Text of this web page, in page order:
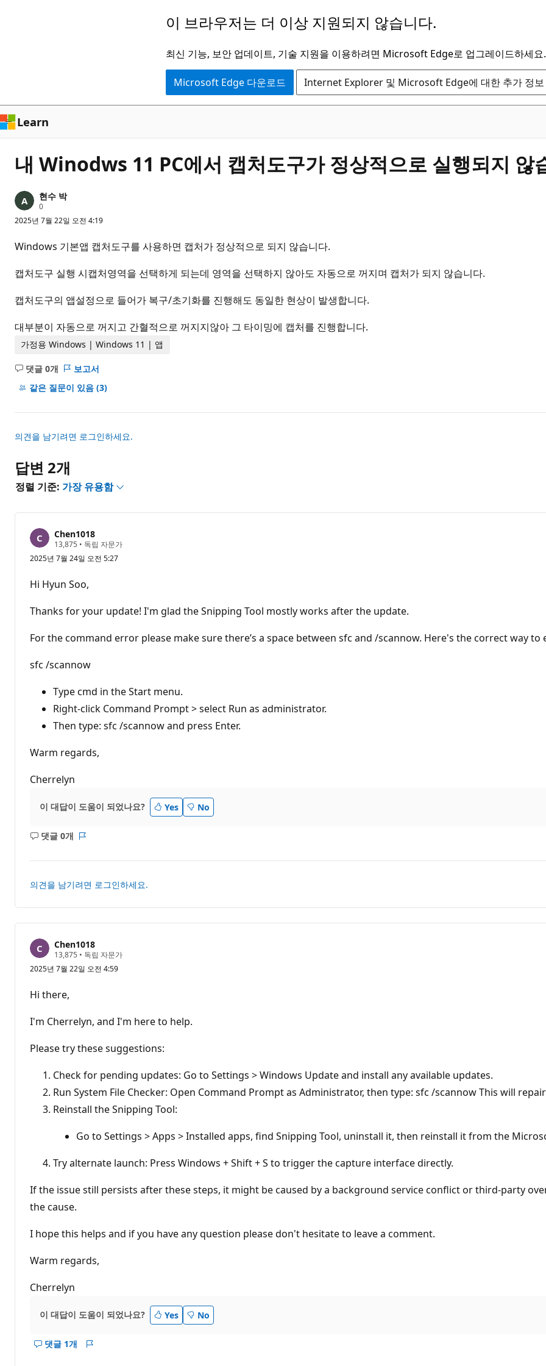
로
건
너
뛰
기
이 브라우저는 더 이상 지원되지 않습니다.
최신 기능, 보안 업데이트, 기술 지원을 이용하려면 Microsoft Edge로 업그레이드하세요.
Microsoft Edge 다운로드 Internet Explorer 및 Microsoft Edge에 대한 추가 정보
Learn
내 Winodws 11 PC에서 캡처도구가 정상적으로 실행되지 않
현수 박
0평
포
트
2025년 7월 22일 오전 4:19
Windows 기본앱 캡처도구를 사용하면 캡처가 정상적으로 되지 않습니다.
캡처도구 실행 시캡처영역을 선택하게 되는데 영역을 선택하지 않아도 자동으로 꺼지며 캡처가 되지 않습니다.
캡처도구의 앱설정으로 들어가 복구/초기화를 진행해도 동일한 현상이 발생합니다.
대부분이 자동으로 꺼지고 간혈적으로 꺼지지않아 그 타이밍에 캡처를 진행합니다.
가정용 Windows | Windows 11 | 앱
댓글 0개
설
명
음
보고서
같은 질문이 있음 (3)
의견을 남기려면 로그인하세요.
답변 2개
정렬 기준: 가장 유용함
Chen1018
13,875 평
포
트
• 독립 자문가
2025년 7월 24일 오전 5:27
Hi Hyun Soo,
Thanks for your update! I'm glad the Snipping Tool mostly works after the update.
For the command error please make sure there’s a space between sfc and /scannow. Here's the correct way to
sfc /scannow
Type cmd in the Start menu.
Right-click Command Prompt > select Run as administrator.
Then type: sfc /scannow and press Enter.
Warm regards,
Cherrelyn
이 대답이 도움이 되었나요? Yes No
댓글 0개
설
음
의견을 남기려면 로그인하세요.
Chen1018
13,875 평
포
• 독립 자문가
2025년 7월 22일 오전 4:59
Hi there,
I'm Cherrelyn, and I'm here to help.
Please try these suggestions:
Check for pending updates: Go to Settings > Windows Update and install any available updates.
Run System File Checker: Open Command Prompt as Administrator, then type: sfc /scannow This will
Reinstall the Snipping Tool:
Go to Settings > Apps > Installed apps, find Snipping Tool, uninstall it, then reinstall it from the
Try alternate launch: Press Windows + Shift + S to trigger the capture interface directly.
If the issue still persists after these steps, it might be caused by a background service conflict or third-party
the cause.
I hope this helps and if you have any question please don't hesitate to leave a comment.
Warm regards,
Cherrelyn
이 대답이 도움이 되었나요? Yes No
댓글 1개
이